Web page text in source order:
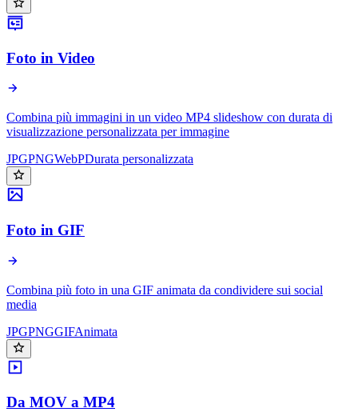
Foto in Video
Combina più immagini in un video MP4 slideshow con durata di
visualizzazione personalizzata per immagine
JPGPNGWebPDurata personalizzata
Foto in GIF
Combina più foto in una GIF animata da condividere sui social
media
JPGPNGGIFAnimata
Da MOV a MP4